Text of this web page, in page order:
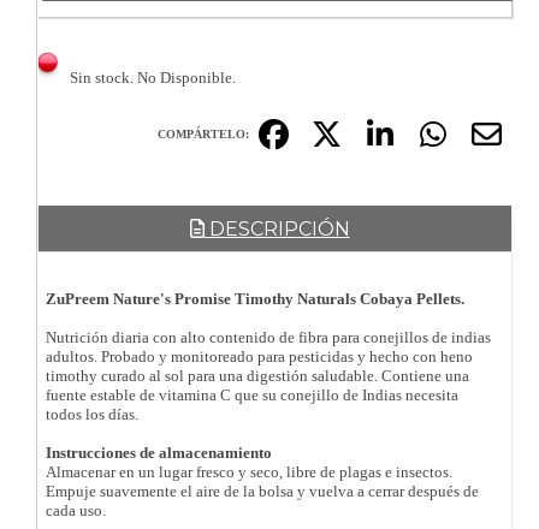
Sin stock. No Disponible.
COMPÁRTELO:
DESCRIPCIÓN
ZuPreem Nature's Promise Timothy Naturals Cobaya Pellets.
Nutrición diaria con alto contenido de fibra para conejillos de indias
adultos. Probado y monitoreado para pesticidas y hecho con heno
timothy curado al sol para una digestión saludable. Contiene una
fuente estable de vitamina C que su conejillo de Indias necesita
todos los días.
Instrucciones de almacenamiento
Almacenar en un lugar fresco y seco, libre de plagas e insectos.
Empuje suavemente el aire de la bolsa y vuelva a cerrar después de
cada uso.